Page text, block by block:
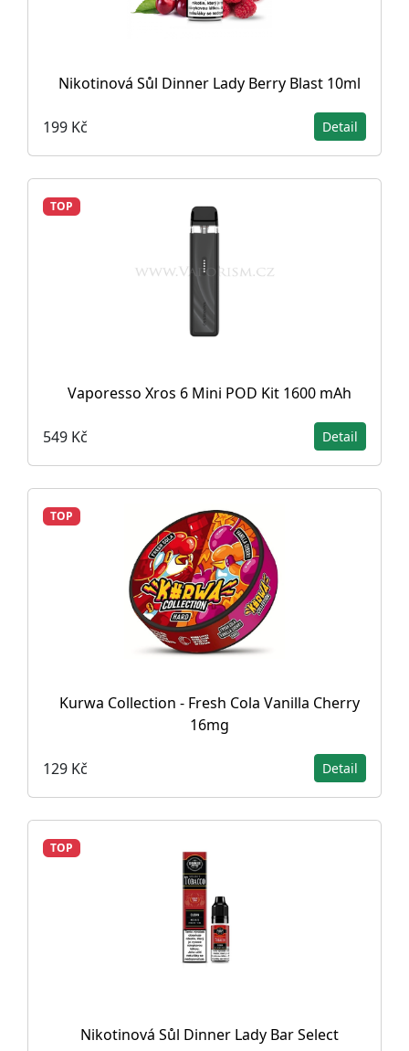
Nikotinová Sůl Dinner Lady Berry Blast 10ml
199 Kč Detail
TOP
Vaporesso Xros 6 Mini POD Kit 1600 mAh
549 Kč Detail
TOP
Kurwa Collection - Fresh Cola Vanilla Cherry
16mg
129 Kč Detail
TOP
Nikotinová Sůl Dinner Lady Bar Select